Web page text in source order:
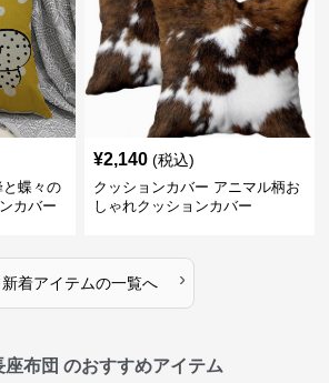
蝶々の
カバー
¥2,140 (税込)
クッションカバー アニマル柄お
しゃれクッションカバー
新着アイテムの一覧へ ›
布団 のおすすめアイテム